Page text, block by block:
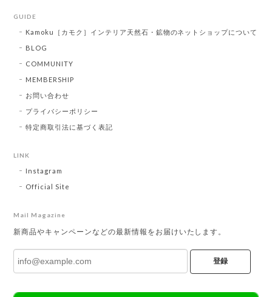
GUIDE
Kamoku［カモク］インテリア天然石・鉱物のネットショップについて
BLOG
COMMUNITY
MEMBERSHIP
お問い合わせ
プライバシーポリシー
特定商取引法に基づく表記
LINK
Instagram
Official Site
Mail Magazine
新商品やキャンペーンなどの最新情報をお届けいたします。
登録